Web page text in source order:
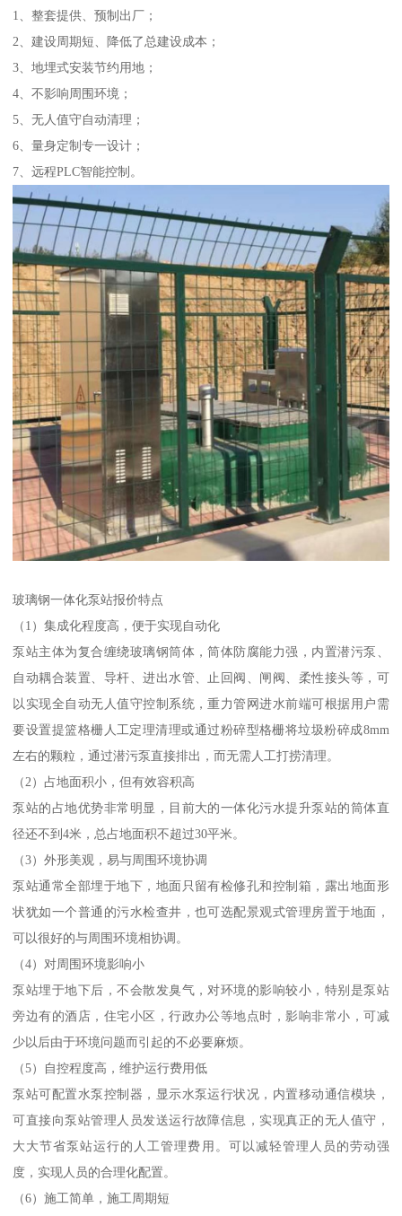
1、整套提供、预制出厂；
2、建设周期短、降低了总建设成本；
3、地埋式安装节约用地；
4、不影响周围环境；
5、无人值守自动清理；
6、量身定制专一设计；
7、远程PLC智能控制。
玻璃钢一体化泵站报价特点
（1）集成化程度高，便于实现自动化
泵站主体为复合缠绕玻璃钢筒体，筒体防腐能力强，内置潜污泵、
自动耦合装置、导杆、进出水管、止回阀、闸阀、柔性接头等，可
以实现全自动无人值守控制系统，重力管网进水前端可根据用户需
要设置提篮格栅人工定理清理或通过粉碎型格栅将垃圾粉碎成8mm
左右的颗粒，通过潜污泵直接排出，而无需人工打捞清理。
（2）占地面积小，但有效容积高
泵站的占地优势非常明显，目前大的一体化污水提升泵站的筒体直
径还不到4米，总占地面积不超过30平米。
（3）外形美观，易与周围环境协调
泵站通常全部埋于地下，地面只留有检修孔和控制箱，露出地面形
状犹如一个普通的污水检查井，也可选配景观式管理房置于地面，
可以很好的与周围环境相协调。
（4）对周围环境影响小
泵站埋于地下后，不会散发臭气，对环境的影响较小，特别是泵站
旁边有的酒店，住宅小区，行政办公等地点时，影响非常小，可减
少以后由于环境问题而引起的不必要麻烦。
（5）自控程度高，维护运行费用低
泵站可配置水泵控制器，显示水泵运行状况，内置移动通信模块，
可直接向泵站管理人员发送运行故障信息，实现真正的无人值守，
大大节省泵站运行的人工管理费用。可以减轻管理人员的劳动强
度，实现人员的合理化配置。
（6）施工简单，施工周期短